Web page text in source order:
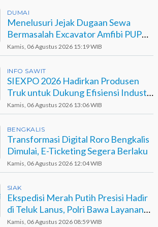
DUMAI
Menelusuri Jejak Dugaan Sewa
Bermasalah Excavator Amfibi PUPR
Dumai di Agro Murni
Kamis, 06 Agustus 2026 15:19 WIB
INFO SAWIT
SIEXPO 2026 Hadirkan Produsen
Truk untuk Dukung Efisiensi Industri
Sawit
Kamis, 06 Agustus 2026 13:06 WIB
BENGKALIS
Transformasi Digital Roro Bengkalis
Dimulai, E-Ticketing Segera Berlaku
Kamis, 06 Agustus 2026 12:04 WIB
SIAK
Ekspedisi Merah Putih Presisi Hadir
di Teluk Lanus, Polri Bawa Layanan
dan Harapan
Kamis, 06 Agustus 2026 08:59 WIB